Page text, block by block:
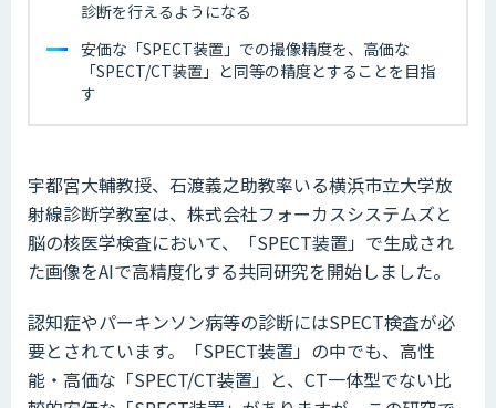
診断を行えるようになる
安価な「SPECT装置」での撮像精度を、高価な
「SPECT/CT装置」と同等の精度とすることを目指
す
宇都宮大輔教授、石渡義之助教率いる横浜市立大学放
射線診断学教室は、株式会社フォーカスシステムズと
脳の核医学検査において、「SPECT装置」で生成され
た画像をAIで高精度化する共同研究を開始しました。
認知症やパーキンソン病等の診断にはSPECT検査が必
要とされています。「SPECT装置」の中でも、高性
能・高価な「SPECT/CT装置」と、CT一体型でない比